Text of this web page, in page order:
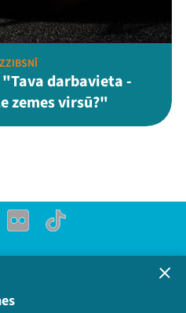
darbavieta -
zemes virsū?"
Flick TikTok
politika